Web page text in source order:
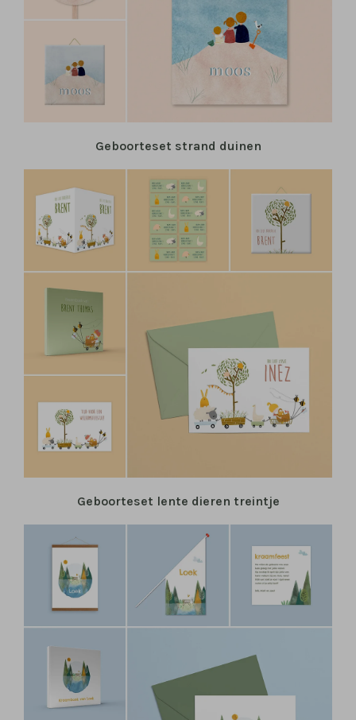
Geboorteset strand duinen
Geboorteset lente dieren treintje